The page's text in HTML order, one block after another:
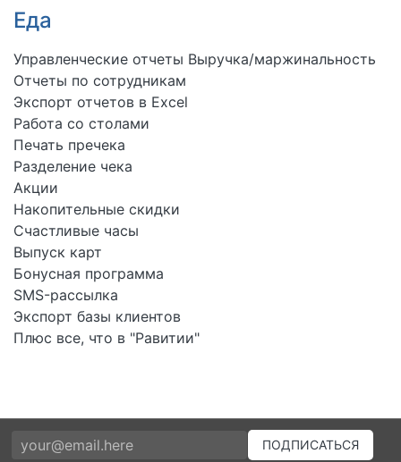
Еда
Управленческие отчеты Выручка/маржинальность
Отчеты по сотрудникам
Экспорт отчетов в Excel
Работа со столами
Печать пречека
Разделение чека
Акции
Накопительные скидки
Счастливые часы
Выпуск карт
Бонусная программа
SMS-рассылка
Экспорт базы клиентов
Плюс все, что в "Равитии"